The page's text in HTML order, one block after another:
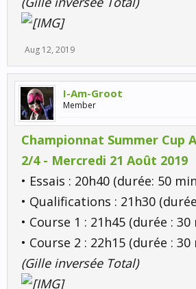
Aug 12, 2019
I-Am-Groot
Member
Championnat Summer Cup
2/4 - Mercredi 21 Août 2019
• Essais : 20h40 (durée: 50
• Qualifications : 21h30
• Course 1 : 21h45 (durée :
• Course 2 : 22h15 (durée :
(Gille inversée Total)